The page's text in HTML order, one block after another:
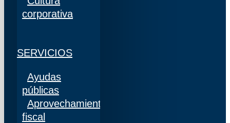
corporativa
SERVICIOS
Ayudas
públicas
Aprovechamiento
fiscal